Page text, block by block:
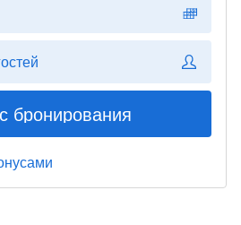
бронирования